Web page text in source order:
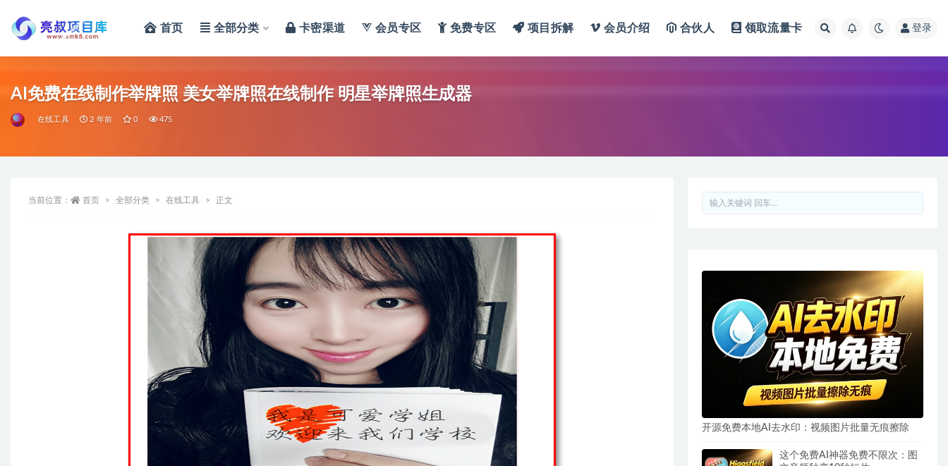
首页 全部分类 卡密渠道 会员专区 免费专区 项目拆解 会员介绍 合伙人 领取流量卡 登录
AI免费在线制作举牌照 美女举牌照在线制作 明星举牌照生成器
在线工具 2 年前 0 475
当前位置： 首页 全部分类 在线工具 正文
开源免费本地AI去水印：视频图片批量无痕擦除
这个免费AI神器免费不限次：图